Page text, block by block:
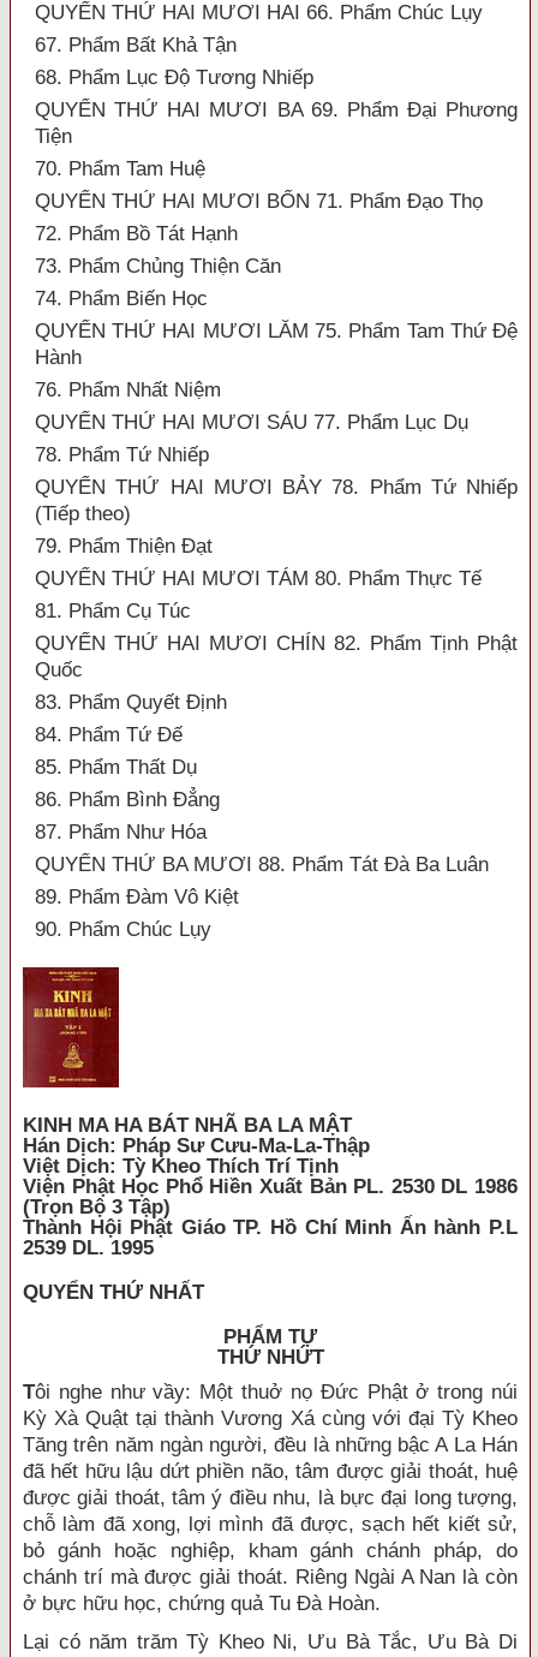
QUYỂN THỨ HAI MƯƠI HAI 66. Phẩm Chúc Lụy
67. Phẩm Bất Khả Tận
68. Phẩm Lục Độ Tương Nhiếp
QUYỂN THỨ HAI MƯƠI BA 69. Phẩm Đại Phương
Tiện
70. Phẩm Tam Huệ
QUYỂN THỨ HAI MƯƠI BỐN 71. Phẩm Đạo Thọ
72. Phẩm Bồ Tát Hạnh
73. Phẩm Chủng Thiện Căn
74. Phẩm Biến Học
QUYỂN THỨ HAI MƯƠI LĂM 75. Phẩm Tam Thứ Đệ
Hành
76. Phẩm Nhất Niệm
QUYỂN THỨ HAI MƯƠI SÁU 77. Phẩm Lục Dụ
78. Phẩm Tứ Nhiếp
QUYỂN THỨ HAI MƯƠI BẢY 78. Phẩm Tứ Nhiếp
(Tiếp theo)
79. Phẩm Thiện Đạt
QUYỂN THỨ HAI MƯƠI TÁM 80. Phẩm Thực Tế
81. Phẩm Cụ Túc
QUYỂN THỨ HAI MƯƠI CHÍN 82. Phẩm Tịnh Phật
Quốc
83. Phẩm Quyết Định
84. Phẩm Tứ Đế
85. Phẩm Thất Dụ
86. Phẩm Bình Đẳng
87. Phẩm Như Hóa
QUYỂN THỨ BA MƯƠI 88. Phẩm Tát Đà Ba Luân
89. Phẩm Đàm Vô Kiệt
90. Phẩm Chúc Lụy
KINH MA HA BÁT NHÃ BA LA MẬT
Hán Dịch: Pháp Sư Cưu-Ma-La-Thập
Việt Dịch: Tỳ Kheo Thích Trí Tịnh
Viện Phật Học Phổ Hiền Xuất Bản PL. 2530 DL 1986
(Trọn Bộ 3 Tập)
Thành Hội Phật Giáo TP. Hồ Chí Minh Ấn hành P.L
2539 DL. 1995
QUYỂN THỨ NHẤT
PHẨM TỰ
THỨ NHỨT
Tôi nghe như vầy: Một thuở nọ Đức Phật ở trong núi
Kỳ Xà Quật tại thành Vương Xá cùng với đại Tỳ Kheo
Tăng trên năm ngàn người, đều là những bậc A La Hán
đã hết hữu lậu dứt phiền não, tâm được giải thoát, huệ
được giải thoát, tâm ý điều nhu, là bực đại long tượng,
chỗ làm đã xong, lợi mình đã được, sạch hết kiết sử,
bỏ gánh hoặc nghiệp, kham gánh chánh pháp, do
chánh trí mà được giải thoát. Riêng Ngài A Nan là còn
ở bực hữu học, chứng quả Tu Đà Hoàn.
Lại có năm trăm Tỳ Kheo Ni, Ưu Bà Tắc, Ưu Bà Di